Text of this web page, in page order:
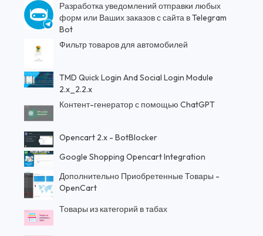
Разработка уведомлений отправки любых
форм или Ваших заказов с сайта в Telegram
Bot
Фильтр товаров для автомобилей
TMD Quick Login And Social Login Module
2.x_2.2.x
Контент-генератор с помощью ChatGPT
Opencart 2.x - BotBlocker
Google Shopping Opencart Integration
Дополнительно Приобретенные Товары -
OpenCart
Товары из категорий в табах